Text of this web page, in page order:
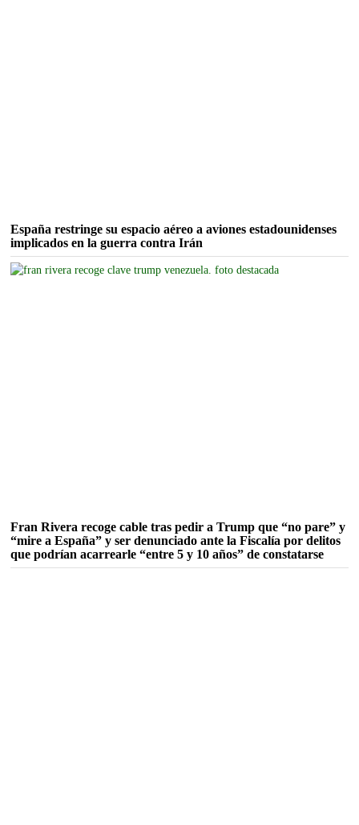
España restringe su espacio aéreo a aviones estadounidenses
implicados en la guerra contra Irán
Fran Rivera recoge cable tras pedir a Trump que “no pare” y
“mire a España” y ser denunciado ante la Fiscalía por delitos
que podrían acarrearle “entre 5 y 10 años” de constatarse